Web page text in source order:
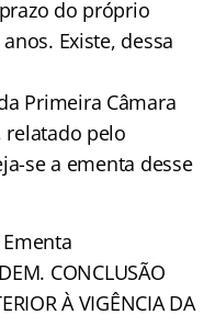
do próprio
Existe, dessa
Primeira Câmara
relatado pelo
se a ementa desse
Ementa
CONCLUSÃO
À VIGÊNCIA DA